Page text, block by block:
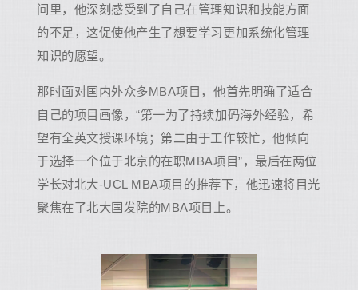
间里，他深刻感受到了自己在管理知识和技能方面
的不足，这促使他产生了想要学习更加系统化管理
知识的愿望。
那时面对国内外众多MBA项目，他首先明确了适合
自己的项目画像，“第一为了持续加码海外经验，希
望有全英文授课环境；第二由于工作较忙，他倾向
于选择一个位于北京的在职MBA项目”，最后在两位
学长对北大-UCL MBA项目的推荐下，他迅速将目光
聚焦在了北大国发院的MBA项目上。